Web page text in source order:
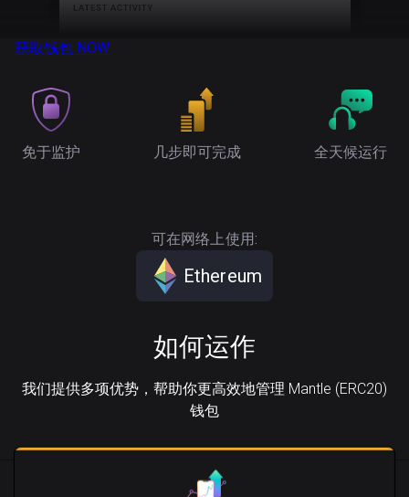
获取钱包 NOW
免于监护 几步即可完成 全天候运行
可在网络上使用:
Ethereum
如何运作
我们提供多项优势，帮助你更高效地管理 Mantle (ERC20)
钱包